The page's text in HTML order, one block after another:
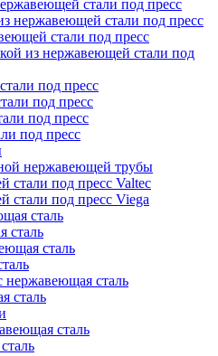
стали под пресс
нержавеющей стали под пресс
стали под пресс
из нержавеющей стали под
под пресс
под пресс
под пресс
под пресс
нержавеющей трубы
стали под пресс Valtec
стали под пресс Viega
сталь
сталь
сталь
нержавеющая сталь
сталь
сталь